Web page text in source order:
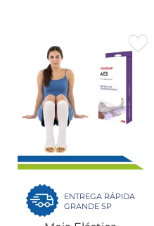
ENTREGA RÁPIDA
GRANDE SP